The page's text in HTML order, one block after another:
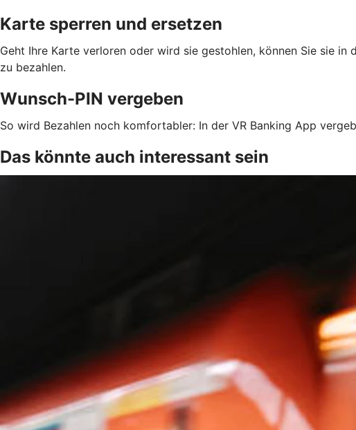
Karte sperren und ersetzen
Geht Ihre Karte verloren oder wird sie gestohlen, können Sie sie
zu bezahlen.
Wunsch-PIN vergeben
So wird Bezahlen noch komfortabler: In der VR Banking App
Das könnte auch interessant sein